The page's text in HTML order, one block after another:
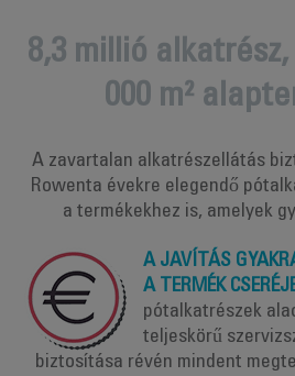
8,3 millió
000 m²
A zavartalan alkatrészellátás
Rowenta évekre elegendő
a termékekhez is, amelyek
A JAVÍTÁS
A TERMÉK
pótalkatrészek
teljeskörű
biztosítása révén mindent